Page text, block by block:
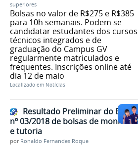
superiores
Bolsas no valor de R$275 e R$385
para 10h semanais. Podem se
candidatar estudantes dos cursos
técnicos integrados e de
graduação do Campus GV
regularmente matriculados e
frequentes. Inscrições online até
dia 12 de maio
Localizado em Notícias
Resultado Preliminar do Edital
nº 03/2018 de bolsas de monitoria
e tutoria
por Ronaldo Fernandes Roque